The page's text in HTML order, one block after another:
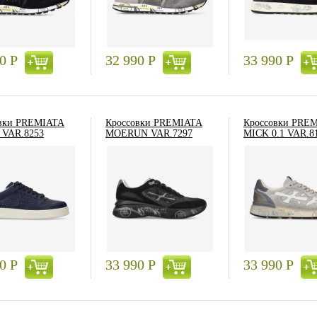
Р 32 990 Р 33 990 Р
PREMIATA
Р
Кроссовки PREMIATA
MOERUN VAR.7297
33 990 Р
Кроссовки
MICK 0.1
33 990 Р